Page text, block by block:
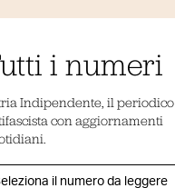
i numeri
Indipendente, il periodico
con aggiornamenti